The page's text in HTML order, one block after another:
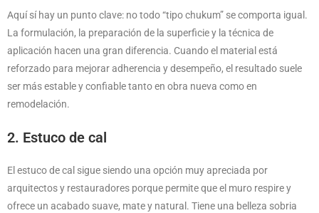
Aquí sí hay un punto clave: no todo “tipo chukum” se comporta igual.
La formulación, la preparación de la superficie y la técnica de
aplicación hacen una gran diferencia. Cuando el material está
reforzado para mejorar adherencia y desempeño, el resultado suele
ser más estable y confiable tanto en obra nueva como en
remodelación.
2. Estuco de cal
El estuco de cal sigue siendo una opción muy apreciada por
arquitectos y restauradores porque permite que el muro respire y
ofrece un acabado suave, mate y natural. Tiene una belleza sobria